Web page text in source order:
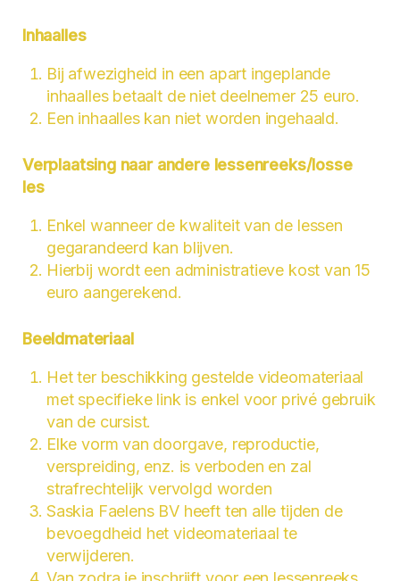
Inhaalles
Bij afwezigheid in een apart ingeplande
inhaalles betaalt de niet deelnemer 25 euro.
Een inhaalles kan niet worden ingehaald.
Verplaatsing naar andere lessenreeks/losse
les
Enkel wanneer de kwaliteit van de lessen
gegarandeerd kan blijven.
Hierbij wordt een administratieve kost van 15
euro aangerekend.
Beeldmateriaal
Het ter beschikking gestelde videomateriaal
met specifieke link is enkel voor privé gebruik
van de cursist.
Elke vorm van doorgave, reproductie,
verspreiding, enz. is verboden en zal
strafrechtelijk vervolgd worden
Saskia Faelens BV heeft ten alle tijden de
bevoegdheid het videomateriaal te
verwijderen.